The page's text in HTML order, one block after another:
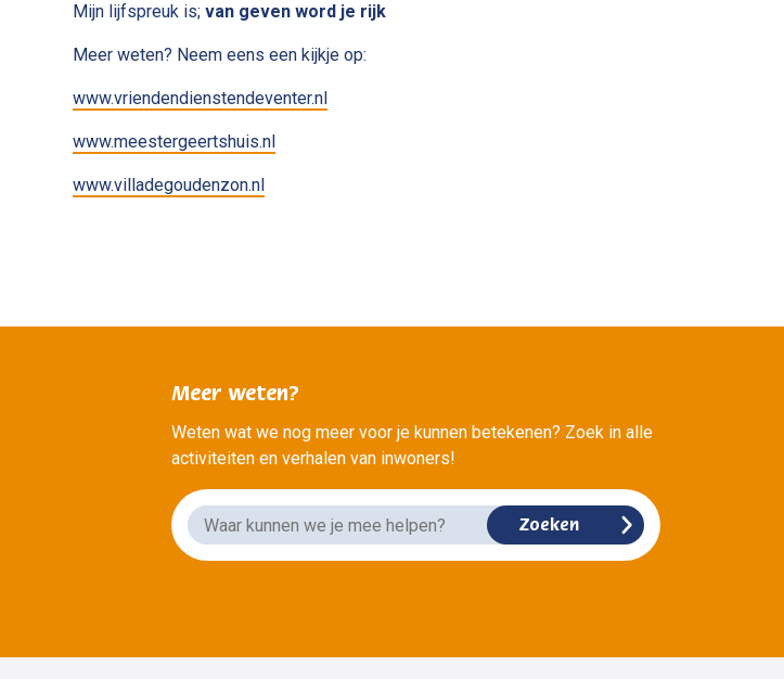
Mijn lijfspreuk is; van geven word je rijk
Meer weten? Neem eens een kijkje op:
www.vriendendienstendeventer.nl
www.meestergeertshuis.nl
www.villadegoudenzon.nl
Meer weten?
Weten wat we nog meer voor je kunnen betekenen? Zoek in alle
activiteiten en verhalen van inwoners!